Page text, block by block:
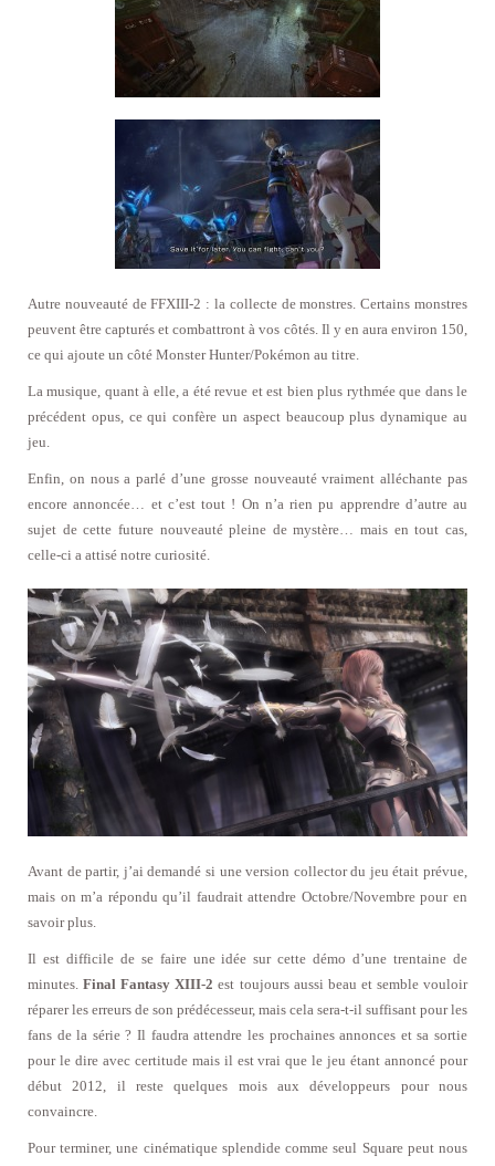
Autre nouveauté de FFXIII-2 : la collecte de monstres. Certains monstres
peuvent être capturés et combattront à vos côtés. Il y en aura environ 150,
ce qui ajoute un côté Monster Hunter/Pokémon au titre.
La musique, quant à elle, a été revue et est bien plus rythmée que dans le
précédent opus, ce qui confère un aspect beaucoup plus dynamique au
jeu.
Enfin, on nous a parlé d’une grosse nouveauté vraiment alléchante pas
encore annoncée… et c’est tout ! On n’a rien pu apprendre d’autre au
sujet de cette future nouveauté pleine de mystère… mais en tout cas,
celle-ci a attisé notre curiosité.
Avant de partir, j’ai demandé si une version collector du jeu était prévue,
mais on m’a répondu qu’il faudrait attendre Octobre/Novembre pour en
savoir plus.
Il est difficile de se faire une idée sur cette démo d’une trentaine de
minutes.Final Fantasy XIII-2 est toujours aussi beau et semble vouloir
réparer les erreurs de son prédécesseur, mais cela sera-t-il suffisant pour les
fans de la série ? Il faudra attendre les prochaines annonces et sa sortie
pour le dire avec certitude mais il est vrai que le jeu étant annoncé pour
début 2012, il reste quelques mois aux développeurs pour nous
convaincre.
Pour terminer, une cinématique splendide comme seul Square peut nous